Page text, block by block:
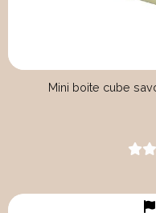
Mini boite cube